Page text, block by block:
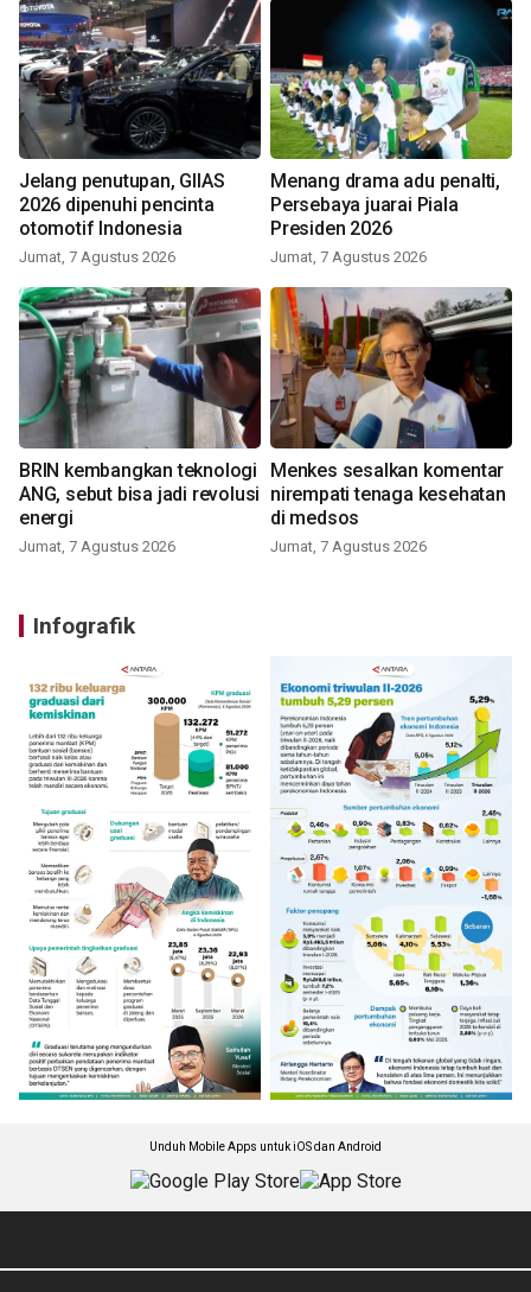
Jelang penutupan, GIIAS
2026 dipenuhi pencinta
otomotif Indonesia
Jumat, 7 Agustus 2026
Menang drama adu penalti,
Persebaya juarai Piala
Presiden 2026
Jumat, 7 Agustus 2026
BRIN kembangkan teknologi
ANG, sebut bisa jadi revolusi
energi
Jumat, 7 Agustus 2026
Menkes sesalkan komentar
nirempati tenaga kesehatan
di medsos
Jumat, 7 Agustus 2026
Infografik
Unduh Mobile Apps untuk iOS dan Android